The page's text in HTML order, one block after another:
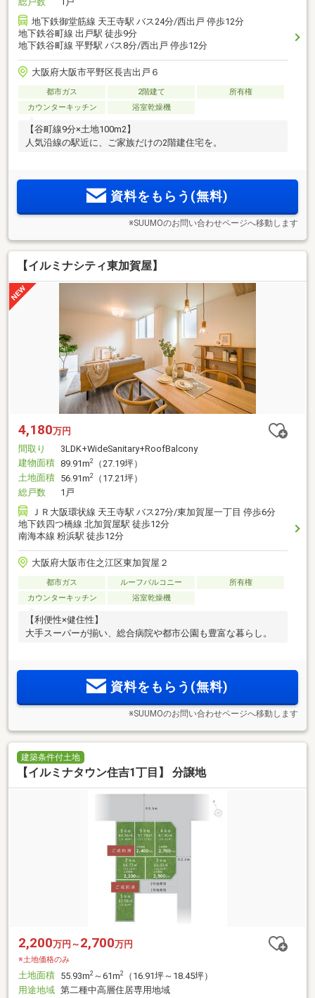
地下鉄御堂筋線 天王寺駅 バス24分/西出戸 停歩12分
地下鉄谷町線 出戸駅 徒歩9分
地下鉄谷町線 平野駅 バス8分/西出戸 停歩12分
大阪府大阪市平野区長吉出戸６
都市ガス 2階建て
所有権
カウンターキッチン
浴室乾燥機
【谷町線9分×土地100m2】
人気沿線の駅近に、ご家族だけの2階建住宅を。
資料をもらう(無料)
※SUUMOのお問い合わせページへ移動します
【イルミナシティ東加賀屋】
4,180万円
間取り
3LDK+WideSanitary+RoofBalcony
建物面積 89.91m2
（27.19坪）
土地面積 56.91m2
（17.21坪）
総戸数
1戸
ＪＲ大阪環状線 天王寺駅 バス27分/東加賀屋一丁目 停歩6分
地下鉄四つ橋線 北加賀屋駅 徒歩12分
南海本線 粉浜駅 徒歩12分
大阪府大阪市住之江区東加賀屋２
都市ガス ルーフバルコニー
所有権
カウンターキッチン
浴室乾燥機
【利便性×健住性】
大手スーパーが揃い、総合病院や都市公園も豊富な暮らし。
資料をもらう(無料)
※SUUMOのお問い合わせページへ移動します
建築条件付土地
【イルミナタウン住吉1丁目】 分譲地
2,200万円～ 2,700万円
※土地価格のみ
土地面積 55.93m2 ～61m2
（16.91坪～18.45坪）
用途地域 第二種中高層住居専用地域